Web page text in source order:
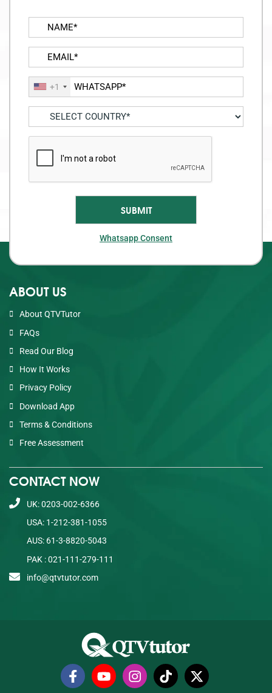
+1
Whatsapp Consent
ABOUT US
About QTVTutor
FAQs
Read Our Blog
How It Works
Privacy Policy
Download App
Terms & Conditions
Free Assessment
CONTACT NOW
UK: 0203-002-6366
USA: 1-212-381-1055
AUS: 61-3-8820-5043
PAK : 021-111-279-111
info@qtvtutor.com